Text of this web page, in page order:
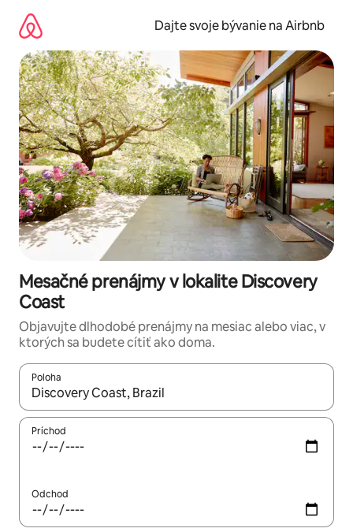
obsah.
Dajte svoje bývanie na Airbnb
Mesačné prenájmy v lokalite Discovery
Coast
Objavujte dlhodobé prenájmy na mesiac alebo viac, v
ktorých sa budete cítiť ako doma.
Poloha
Keď budú výsledky k dispozícii, môžete si ich prechádzať
Príchod
Odchod